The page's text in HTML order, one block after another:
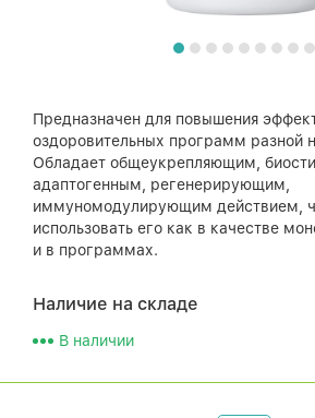
Предназначен для повышения
оздоровительных программ разной
Обладает общеукрепляющим,
адаптогенным, регенерирующим,
иммуномодулирующим действием,
использовать его как в качестве
и в программах.
Наличие на складе
В наличии